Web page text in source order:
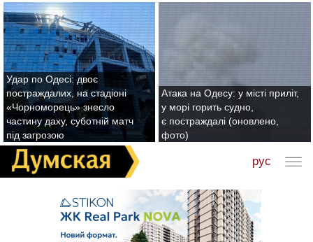
Удар по Одесі: двоє
постраждалих, на стадіоні
«Чорноморець» знесло
частину даху, суботній матч
під загрозою
Атака на Одесу: у місті приліт,
у морі горить судно,
є постраждалі (оновлено,
фото)
рус